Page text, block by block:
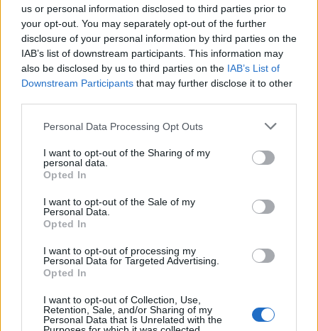
us or personal information disclosed to third parties prior to
your opt-out. You may separately opt-out of the further
disclosure of your personal information by third parties on the
IAB’s list of downstream participants. This information may
also be disclosed by us to third parties on the IAB’s List of
Downstream Participants that may further disclose it to other
Please note that this website/app uses one or more Google
not limited to your visit or usage behaviour. You may click to
grant or deny consent to Google and its third-party tags to
use your data for below specified purposes in below Google
consent section.
Personal Data Processing Opt Outs
I want to opt-out of the Sharing of my
personal data.
Opted In
I want to opt-out of the Sale of my
Personal Data.
Opted In
I want to opt-out of processing my
Personal Data for Targeted Advertising.
Opted In
I want to opt-out of Collection, Use,
Retention, Sale, and/or Sharing of my
Personal Data that Is Unrelated with the
Fáklyafényben tárul fel Székesfehérvár történelmi
belvárosa